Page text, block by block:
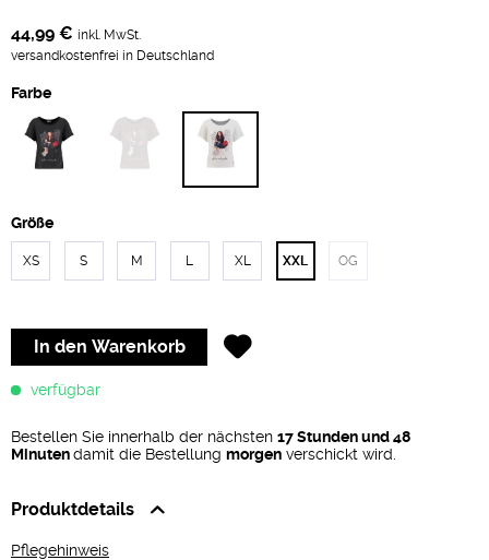
44,99 € inkl. MwSt.
versandkostenfrei in Deutschland
Farbe
Größe
XS S M L XL XXL OG
In den Warenkorb
verfügbar
Bestellen Sie innerhalb der nächsten 17 Stunden und 48
Minutendamit die Bestellung morgen verschickt wird.
Produktdetails
Pflegehinweis